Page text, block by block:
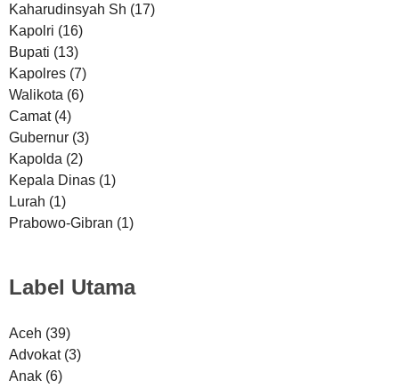
Kaharudinsyah Sh (17)
Kapolri (16)
Bupati (13)
Kapolres (7)
Walikota (6)
Camat (4)
Gubernur (3)
Kapolda (2)
Kepala Dinas (1)
Lurah (1)
Prabowo-Gibran (1)
Label Utama
Aceh (39)
Advokat (3)
Anak (6)